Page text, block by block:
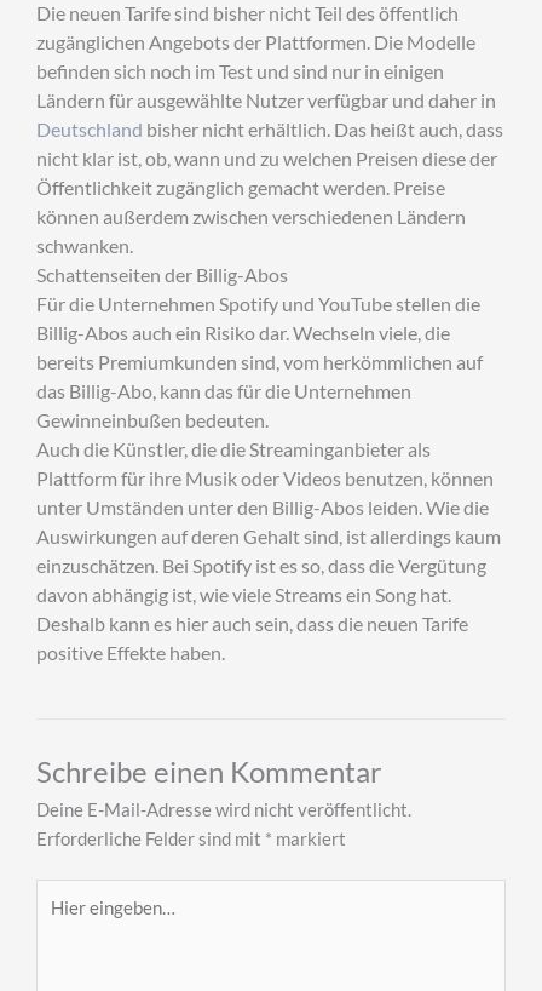
Die neuen Tarife sind bisher nicht Teil des öffentlich
zugänglichen Angebots der Plattformen. Die Modelle
befinden sich noch im Test und sind nur in einigen
Ländern für ausgewählte Nutzer verfügbar und daher in
Deutschland bisher nicht erhältlich. Das heißt auch, dass
nicht klar ist, ob, wann und zu welchen Preisen diese der
Öffentlichkeit zugänglich gemacht werden. Preise
können außerdem zwischen verschiedenen Ländern
schwanken.
Schattenseiten der Billig-Abos
Für die Unternehmen Spotify und YouTube stellen die
Billig-Abos auch ein Risiko dar. Wechseln viele, die
bereits Premiumkunden sind, vom herkömmlichen auf
das Billig-Abo, kann das für die Unternehmen
Gewinneinbußen bedeuten.
Auch die Künstler, die die Streaminganbieter als
Plattform für ihre Musik oder Videos benutzen, können
unter Umständen unter den Billig-Abos leiden. Wie die
Auswirkungen auf deren Gehalt sind, ist allerdings kaum
einzuschätzen. Bei Spotify ist es so, dass die Vergütung
davon abhängig ist, wie viele Streams ein Song hat.
Deshalb kann es hier auch sein, dass die neuen Tarife
positive Effekte haben.
Schreibe einen Kommentar
Deine E-Mail-Adresse wird nicht veröffentlicht.
Erforderliche Felder sind mit * markiert
eingeben…